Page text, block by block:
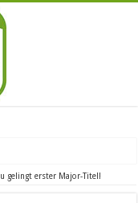
gelingt erster Major-Titel!